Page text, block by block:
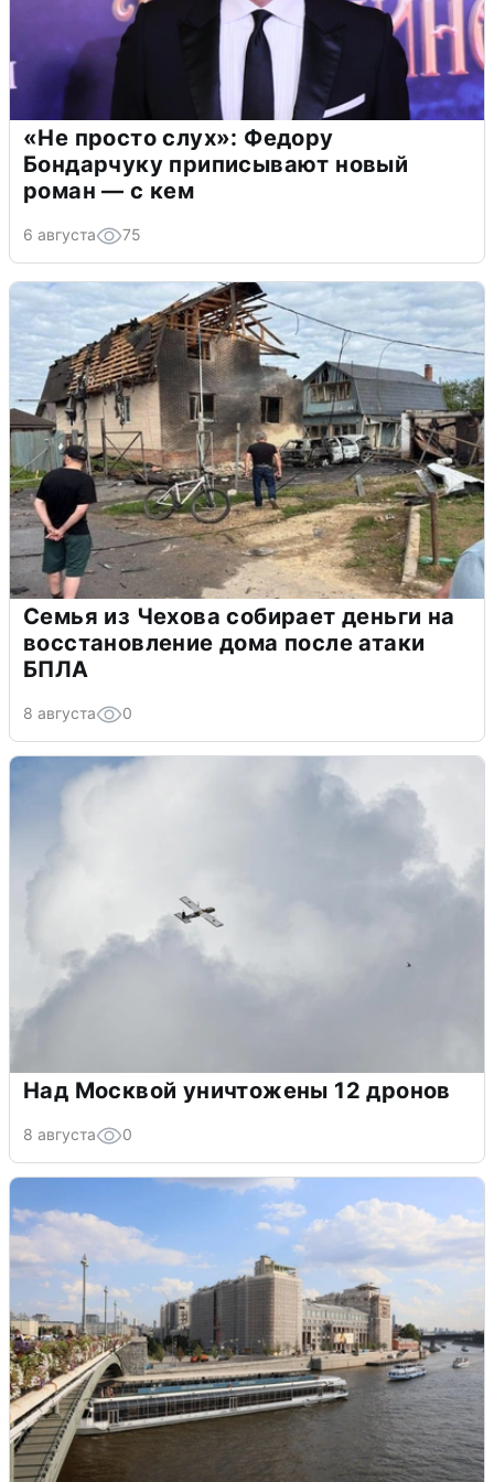
«Не просто слух»: Федору
Бондарчуку приписывают новый
роман — с кем
6 августа 75
Семья из Чехова собирает деньги на
восстановление дома после атаки
БПЛА
8 августа 0
Над Москвой уничтожены 12 дронов
8 августа 0